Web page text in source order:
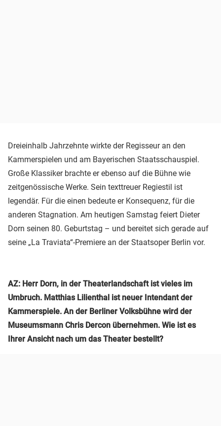
Dreieinhalb Jahrzehnte wirkte der Regisseur an den
Kammerspielen und am Bayerischen Staatsschauspiel.
Große Klassiker brachte er ebenso auf die Bühne wie
zeitgenössische Werke. Sein texttreuer Regiestil ist
legendär. Für die einen bedeute er Konsequenz, für die
anderen Stagnation. Am heutigen Samstag feiert Dieter
Dorn seinen 80. Geburtstag – und bereitet sich gerade auf
seine „La Traviata“-Premiere an der Staatsoper Berlin vor.
AZ: Herr Dorn, in der Theaterlandschaft ist vieles im
Umbruch. Matthias Lilienthal ist neuer Intendant der
Kammerspiele. An der Berliner Volksbühne wird der
Museumsmann Chris Dercon übernehmen. Wie ist es
Ihrer Ansicht nach um das Theater bestellt?